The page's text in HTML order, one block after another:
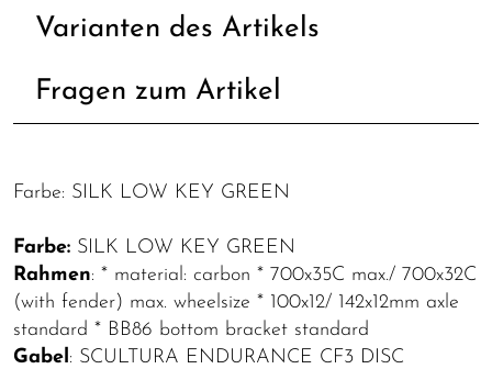
Varianten des Artikels
Fragen zum Artikel
Farbe: SILK LOW KEY GREEN
Farbe: SILK LOW KEY GREEN
Rahmen: * material: carbon * 700x35C max./ 700x32C
(with fender) max. wheelsize * 100x12/ 142x12mm axle
standard * BB86 bottom bracket standard
Gabel : SCULTURA ENDURANCE CF3 DISC